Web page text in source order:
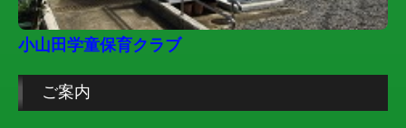
小山田学童保育クラブ
ご案内